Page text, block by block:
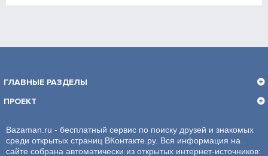
ГЛАВНЫЕ РАЗДЕЛЫ
ПРОЕКТ
Bazaman.ru - бесплатный сервис по поиску друзей и знакомых
среди открытых страниц ВКонтакте.ру. Вся информация на
сайте собрана автоматически из открытых интернет-источников: